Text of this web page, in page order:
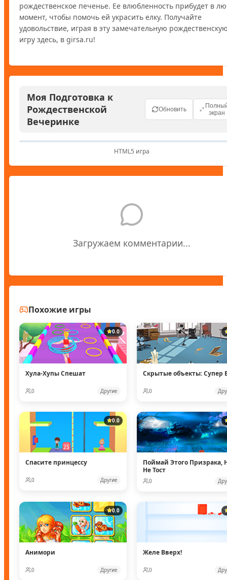
рождественское печенье. Ее влюбленность прибудет в
момент, чтобы помочь ей украсить елку. Получайте
удовольствие, играя в эту замечательную
игру здесь, в girsa.ru!
Моя Подготовка к
Рождественской
Вечеринке
Обновить
экран
HTML5 игра
Загружаем комментарии...
Похожие игры
0.0
Хула-Хупы Спешат
0 Другие
Скрытые объекты: Супер
0
0.0
Спасите принцессу
0 Другие
Поймай Этого Призрака,
Не Тост
0
0.0
Анимори
0 Другие
Желе Вверх!
0